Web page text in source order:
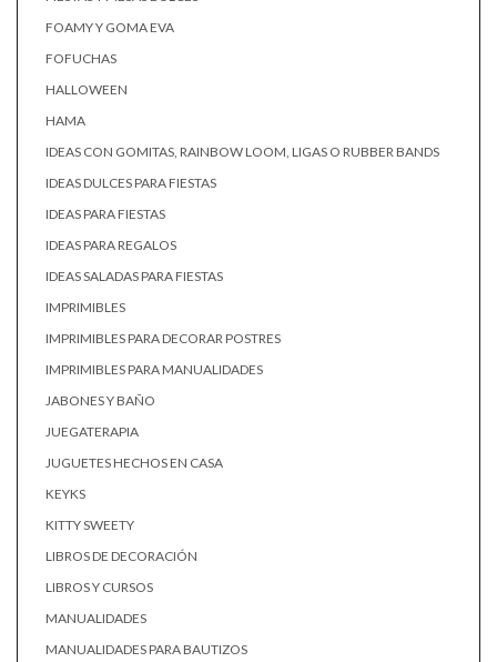
FOAMY Y GOMA EVA
FOFUCHAS
HALLOWEEN
HAMA
IDEAS CON GOMITAS, RAINBOW LOOM, LIGAS O RUBBER BANDS
IDEAS DULCES PARA FIESTAS
IDEAS PARA FIESTAS
IDEAS PARA REGALOS
IDEAS SALADAS PARA FIESTAS
IMPRIMIBLES
IMPRIMIBLES PARA DECORAR POSTRES
IMPRIMIBLES PARA MANUALIDADES
JABONES Y BAÑO
JUEGATERAPIA
JUGUETES HECHOS EN CASA
KEYKS
KITTY SWEETY
LIBROS DE DECORACIÓN
LIBROS Y CURSOS
MANUALIDADES
MANUALIDADES PARA BAUTIZOS